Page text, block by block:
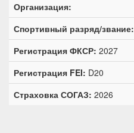
Организация:
Спортивный разряд/звание:
Регистрация ФКСР: 2027
Регистрация FEI: D20
Страховка СОГАЗ: 2026